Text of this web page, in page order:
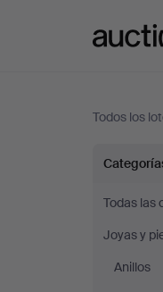
Todos los
yTodas las
Joyas y
Anillos